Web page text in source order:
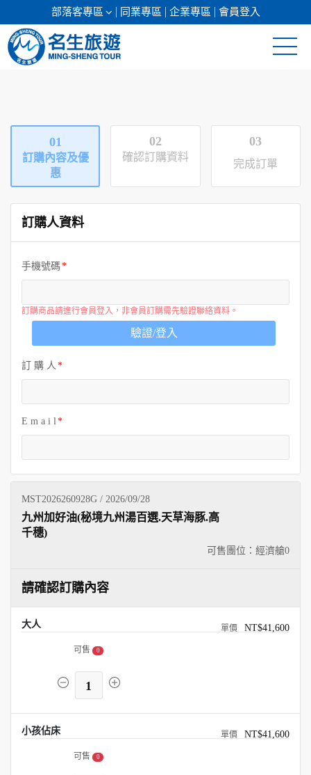
部落客專區 同業專區 企業專區 會員登入
日本專館
郵輪假期
海島假期
韓國
東南亞
01
訂購內容及優
惠
02
確認訂購資料
03
完成訂單
訂購人資料
手機號碼
訂購商品請進行會員登入，非會員訂購需先驗證聯絡資料。
驗證/登入
訂 購 人
E m a i l
MST2026260928G / 2026/09/28
可售團位：經濟艙0
九州加好油(秘境九州湯百選.天草海豚.高
千穗)
請確認訂購內容
大人 NT$41,600
可售 0
1
小孩佔床 NT$41,600
可售 0